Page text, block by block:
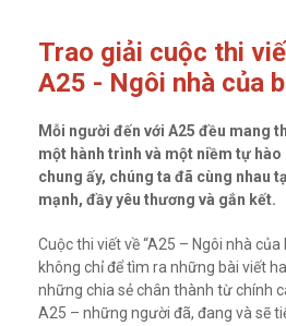
Trao giải cuộc thi
A25 - Ngôi nhà của
Mỗi người đến với A25 đều mang
một hành trình và một niềm tự
chung ấy, chúng ta đã cùng nhau
mạnh, đầy yêu thương và gắn kết.
Cuộc thi viết về “A25 – Ngôi nhà
không chỉ để tìm ra những bài viết
những chia sẻ chân thành từ chính
A25 – những người đã, đang và sẽ